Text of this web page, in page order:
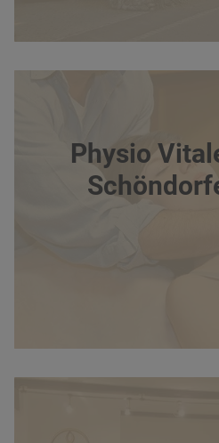
Physio